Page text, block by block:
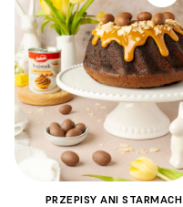
PRZEPISY ANI STARMACH